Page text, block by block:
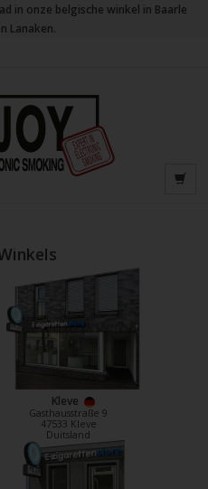
in onze belgische winkel in Baarle
Lanaken.
Kleve
Gasthausstraße 9
47533 Kleve
Duitsland